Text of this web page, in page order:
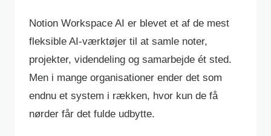
Notion Workspace AI er blevet et af de mest
fleksible AI-værktøjer til at samle noter,
projekter, videndeling og samarbejde ét sted.
Men i mange organisationer ender det som
endnu et system i rækken, hvor kun de få
nørder får det fulde udbytte.